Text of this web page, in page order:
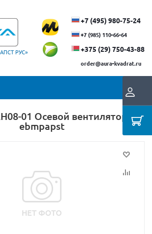
РУС»
+7 (495) 980-75-24
+7 (985) 110-66-64
+375 (29) ​750-43-88
order@aura-kvadrat.ru
01 Осевой вентилятор
ebmpapst